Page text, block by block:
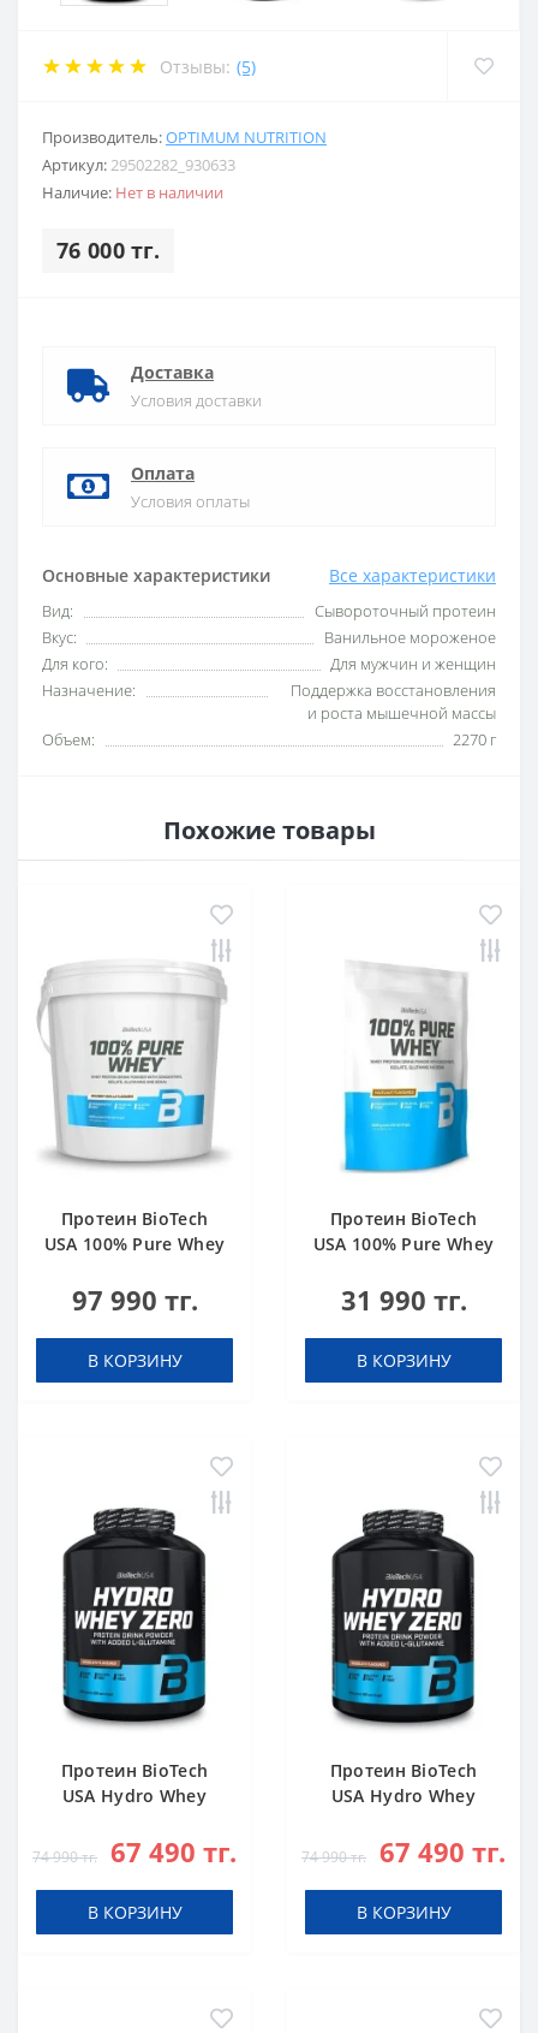
Отзывы: (5)
Производитель:OPTIMUM NUTRITION
Артикул:29502282_930633
Наличие: Нет в наличии
76 000 тг.
Основные характеристики Все характеристики
Вид:
Сывороточный протеин
Вкус:
Ванильное мороженое
Для кого:
Для мужчин и женщин
Назначение:
Поддержка восстановления
и роста мышечной массы
Объем:
2270 г
Доставка
Условия доставки
Оплата
Условия оплаты
Похожие товары
Протеин BioTech
USA 100% Pure Whey
g
97 990 тг.
В КОРЗИНУ
Протеин BioTech
USA 100% Pure Whey
31 990 тг.
В КОРЗИНУ
Протеин BioTech
USA Hydro Whey
g
74 990 тг. 67 490 тг.
В КОРЗИНУ
Протеин BioTech
USA Hydro Whey
74 990 тг. 67 490 тг.
В КОРЗИНУ